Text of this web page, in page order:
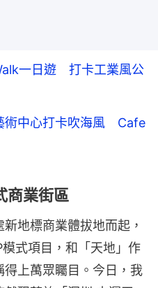
一日遊 打卡工業風公
術中心打卡吹海風 Cafe
商業街區
地標商業體拔地而起，
式項目，和「天地」作
上萬眾矚目。今日，我